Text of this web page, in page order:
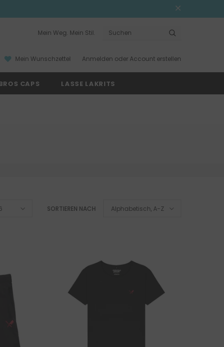
Mein Weg. Mein Stil.
Mein Wunschzettel Anmelden oder Account erstellen
CAPS LASSE LAKRITS
SORTIEREN NACH Alphabetisch, A-Z